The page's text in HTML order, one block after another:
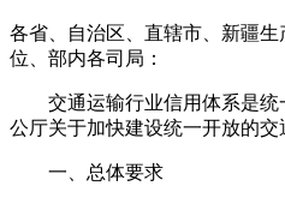
各省、自治区、直辖市、新疆
位、部内各司局：
交通运输行业信用体系是
公厅关于加快建设统一开放的
一、总体要求